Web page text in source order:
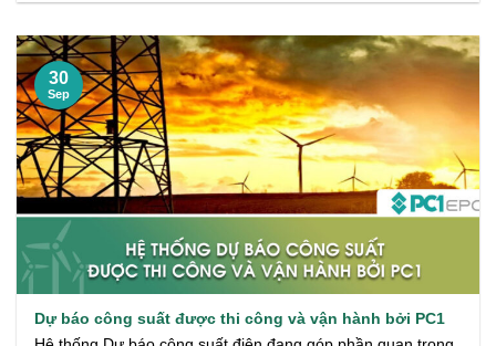
Dự báo công suất được thi công và vận hành bởi PC1
30
Sep